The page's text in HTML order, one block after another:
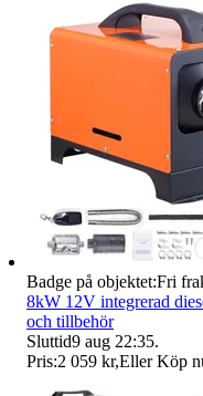
Badge på objektet:Fri
8kW 12V integrerad
och tillbehör
Sluttid9 aug 22:35.
Pris:2 059 kr,Eller Köp